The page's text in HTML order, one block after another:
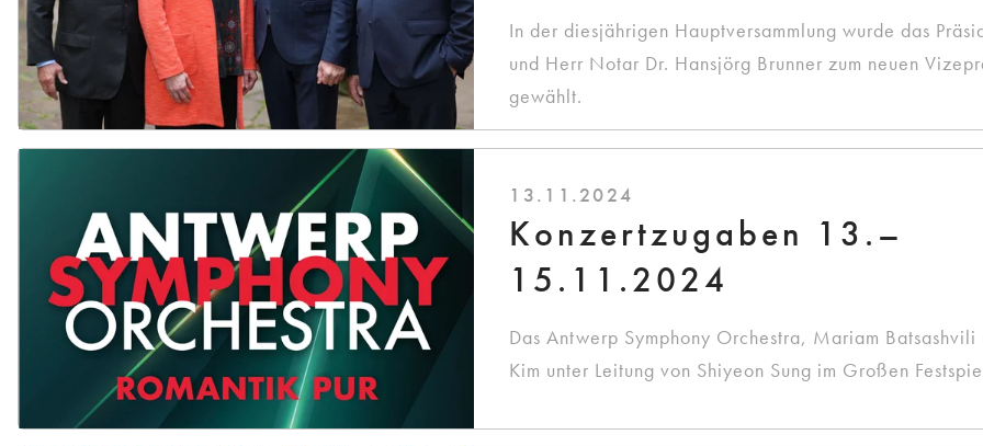
In der diesjährigen Hauptversammlung wurde das
und Herr Notar Dr. Hansjörg Brunner zum neuen
gewählt.
13.11.2024
Konzertzugaben 13.–
15.11.2024
Das Antwerp Symphony Orchestra, Mariam Batsashvili
Kim unter Leitung von Shiyeon Sung im Großen